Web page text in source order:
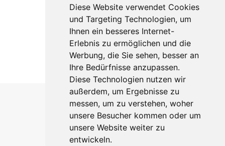
Diese Website verwendet Cookies
und Targeting Technologien, um
Ihnen ein besseres Internet-
Erlebnis zu ermöglichen und die
Werbung, die Sie sehen, besser an
Ihre Bedürfnisse anzupassen.
Diese Technologien nutzen wir
außerdem, um Ergebnisse zu
messen, um zu verstehen, woher
unsere Besucher kommen oder um
unsere Website weiter zu
entwickeln.